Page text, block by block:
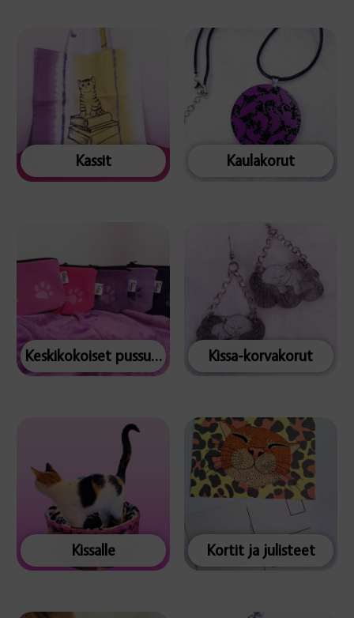
Kassit Kaulakorut
Keskikokoiset pussukat Kissa-korvakorut
Kissalle Kortit ja julisteet